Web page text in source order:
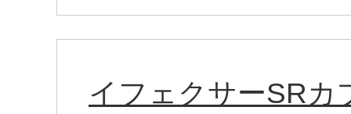
イフェクサーSRカ